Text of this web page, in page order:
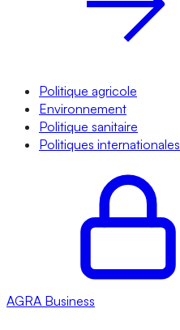
Politique agricole
Environnement
Politique sanitaire
Politiques internationales
AGRA Business